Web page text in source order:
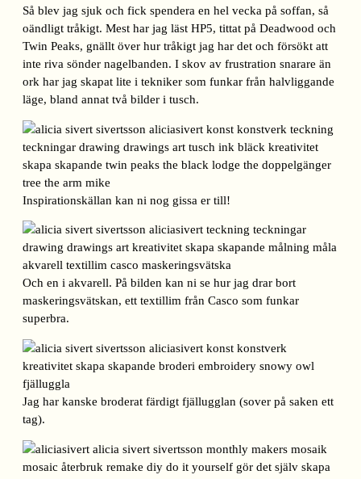
Så blev jag sjuk och fick spendera en hel vecka på soffan, så
oändligt tråkigt. Mest har jag läst HP5, tittat på Deadwood och
Twin Peaks, gnällt över hur tråkigt jag har det och försökt att
inte riva sönder nagelbanden. I skov av frustration snarare än
ork har jag skapat lite i tekniker som funkar från halvliggande
läge, bland annat två bilder i tusch.
Inspirationskällan kan ni nog gissa er till!
Och en i akvarell. På bilden kan ni se hur jag drar bort
maskeringsvätskan, ett textillim från Casco som funkar
superbra.
Jag har kanske broderat färdigt fjällugglan (sover på saken ett
tag).